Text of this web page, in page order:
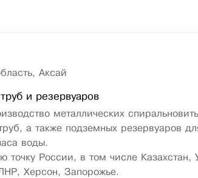
Аксай
и резервуаров
металлических
а также подземных резервуаров
воды.
точку России, в том числе Казахстан,
Херсон, Запорожье.